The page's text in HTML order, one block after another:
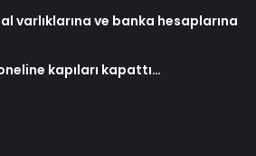
varlıklarına ve banka hesaplarına
kapıları kapattı…